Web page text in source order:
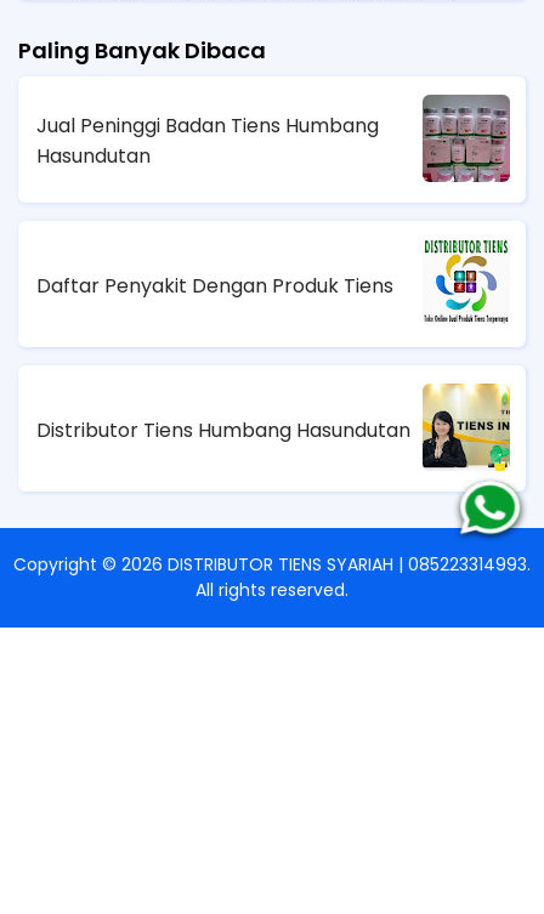
Paling Banyak Dibaca
Jual Peninggi Badan Tiens Humbang
Hasundutan
Daftar Penyakit Dengan Produk Tiens
Distributor Tiens Humbang Hasundutan
Copyright © 2026 DISTRIBUTOR TIENS SYARIAH | 085223314993.
All rights reserved.